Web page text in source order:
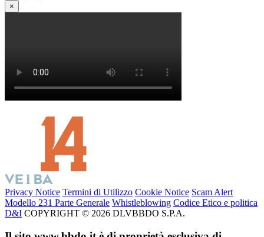
×
Privacy Notice Termini di Utilizzo Cookie Notice Scam Alert
Modello 231 Parte Generale Whistleblowing Codice Etico e politica
D&I COPYRIGHT © 2026 DLVBBDO S.P.A.